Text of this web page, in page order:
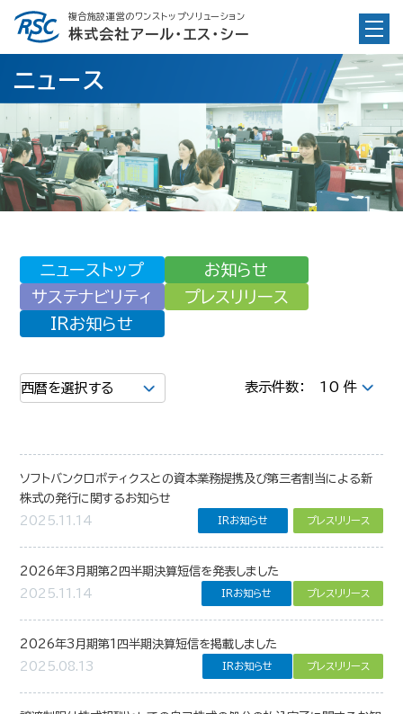
Skip
content
複合施設運営のワンストップソリューション
株式会社アール・エス・シー
ニュース
ニューストップ
IRお知らせ
お知らせ
サステナビリティ
プレスリリース
表示件数：
2025.11.14 IRお知らせ プレスリリース
ソフトバンクロボティクスとの資本業務提携及び第三者割当による新
株式の発行に関するお知らせ
2025.11.14 IRお知らせ プレスリリース
2026年3月期第2四半期決算短信を発表しました
2025.08.13 IRお知らせ プレスリリース
2026年3月期第1四半期決算短信を掲載しました